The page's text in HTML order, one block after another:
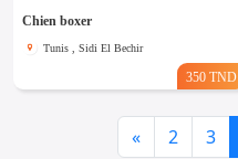
Chien boxer
Tunis , Sidi El Bechir
350 TND
«Previous
2 3